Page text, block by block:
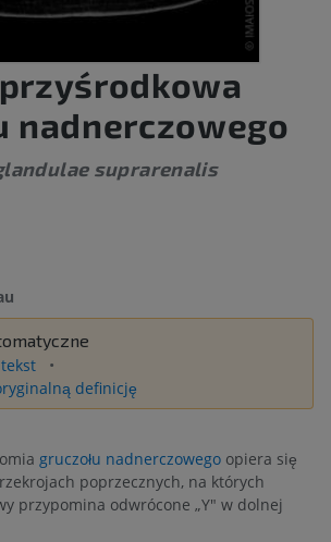
nadnerczowego
suprarenalis
definicję
gruczołu nadnerczowego opiera się
poprzecznych, na których
przypomina odwrócone „Y" w dolnej